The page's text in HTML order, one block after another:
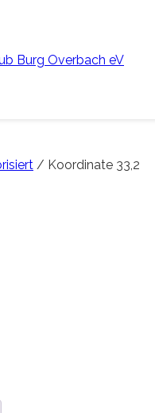
/ Koordinate 33,2